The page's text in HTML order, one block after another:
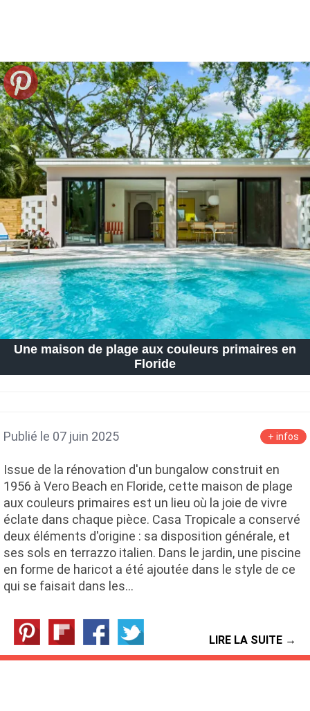
Une maison de plage aux couleurs primaires en
Floride
Publié le 07 juin 2025 + infos
Issue de la rénovation d'un bungalow construit en
1956 à Vero Beach en Floride, cette maison de plage
aux couleurs primaires est un lieu où la joie de vivre
éclate dans chaque pièce. Casa Tropicale a conservé
deux éléments d'origine : sa disposition générale, et
ses sols en terrazzo italien. Dans le jardin, une piscine
en forme de haricot a été ajoutée dans le style de ce
qui se faisait dans les…
LIRE LA SUITE →